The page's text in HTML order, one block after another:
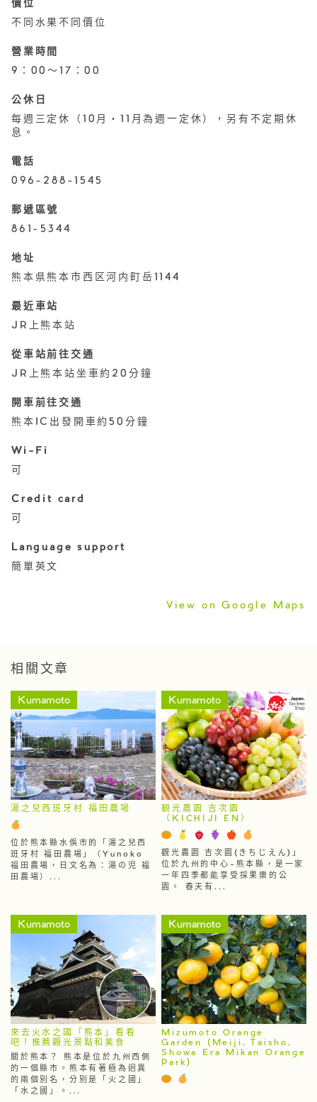
價位
不同水果不同價位
營業時間
9：00〜17：00
公休日
每週三定休（10月・11月為週一定休），另有不定期休
息。
電話
096-288-1545
郵遞區號
861-5344
地址
熊本県熊本市西区河内町岳1144
最近車站
JR上熊本站
從車站前往交通
JR上熊本站坐車約20分鐘
開車前往交通
熊本IC出發開車約50分鐘
Wi-Fi
可
Credit card
可
Language support
簡單英文
View on Google Maps
相關文章
Kumamoto
湯之兒西班牙村 福田農場
位於熊本縣水俁市的「湯之兒西
班牙村 福田農場」（Yunoko
福田農場，日文名為：湯の児 福
田農場）...
Kumamoto
観光農園 吉次園
（KICHIJI EN）
觀光農園 吉次園(きちじえん)」
位於九州的中心-熊本縣，是一家
一年四季都能享受採果樂的公
園。 春天有...
Kumamoto
來去火水之國「熊本」看看
吧！推薦觀光景點和美食
關於熊本？ 熊本是位於九州西側
的一個縣市。熊本有著極為迥異
的兩個別名，分別是「火之國」
「水之國」。...
Kumamoto
Mizumoto Orange
Garden (Meiji, Taisho,
Showa Era Mikan Orange
Park)